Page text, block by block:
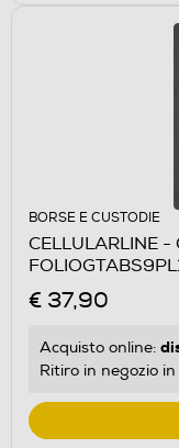
BORSE E CUSTODIE
CELLULARLINE
€ 37,90
Acquisto online:
Ritiro in negozio